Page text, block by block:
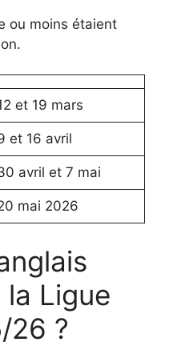
ou moins étaient
et 19 mars
et 16 avril
avril et 7 mai
mai 2026
Ligue
26 ?